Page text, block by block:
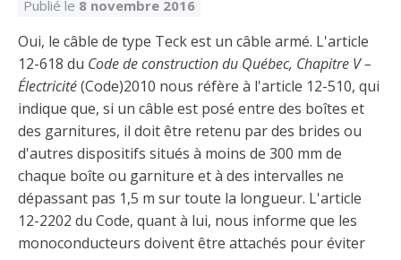
Découvrez notre campagne de
sensibilisation
Trouver un entrepreneur
Déposer une plainte
Découvrir l'espace Entrepreneurs
électriciens
Hydro-Québec
Ce
lien
s’ouvrira
dans
une
Quiz de la semaine
Découvrir l'espace Devenir
entrepreneur
Service Démarrer une entreprise
Ce
lien
s’ouvrira
dans
une
Documents
Découvrir l'espace La CMEQ
À propos de la CMEQ
Mission et historique
Découvrir l'espace Formation continue
Déclarer mes heures de FCO
Ce
lien
s’ouvrira
dans
une
Centre d'expertise et de formation
Publié le 8 novembre 2016
Oui, le câble de type Teck est un câble armé. L'article
12-618 du Code de construction du Québec, Chapitre V –
Électricité(Code)2010 nous réfère à l'article 12-510, qui
indique que, si un câble est posé entre des boîtes et
des garnitures, il doit être retenu par des brides ou
d'autres dispositifs situés à moins de 300 mm de
chaque boîte ou garniture et à des intervalles ne
dépassant pas 1,5 m sur toute la longueur. L'article
12-2202 du Code, quant à lui, nous informe que les
monoconducteurs doivent être attachés pour éviter